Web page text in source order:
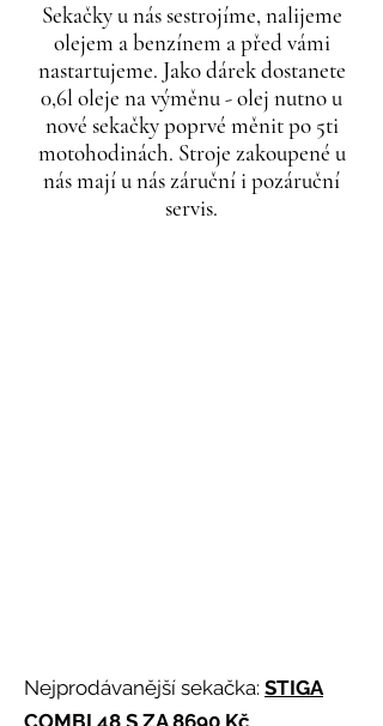
Sekačky u nás sestrojíme, nalijeme
olejem a benzínem a před vámi
nastartujeme. Jako dárek dostanete
0,6l oleje na výměnu - olej nutno u
nové sekačky poprvé měnit po 5ti
motohodinách. Stroje zakoupené u
nás mají u nás záruční i pozáruční
servis.
Nejprodávanější sekačka: STIGA
COMBI 48 S ZA 8690 Kč